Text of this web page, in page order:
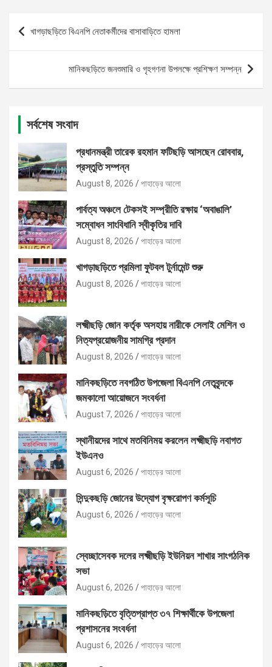
Post
navigation
খাগড়াছড়িতে বিএনপি নেতাকর্মীদের বাসাবাড়িতে হামলা
মানিকছড়িতে জনশুমারি ও গৃহগণনা উপলক্ষে প্রশিক্ষণ সম্পন্ন
সর্বশেষ সংবাদ
প্রধানমন্ত্রী তারেক রহমান ফটিছড়ি আসছেন রোববার,
প্রস্তুতি সম্পন্ন
August 8, 2026 পাহাড়ের আলো
পার্বত্য অঞ্চলে টেকসই সম্প্রীতি রক্ষায় ‘অবাঙালি’
সম্বোধন সাংবিধানি স্বীকৃতির দাবি
August 8, 2026 পাহাড়ের আলো
খাগড়াছড়িতে প্রমিলা ফুটবল টুর্নামেন্ট শুরু
August 8, 2026 পাহাড়ের আলো
লক্ষ্মীছড়ি জোন কর্তৃক অসহায় নারীকে সেলাই মেশিন ও
নিত্যপ্রয়োজনীয় সামগ্রি প্রদান
August 8, 2026 পাহাড়ের আলো
মানিকছড়িতে নবগঠিত উপজেলা বিএনপি নেতৃবৃন্দকে
জমকালো আয়োজনে সংবর্ধনা
August 7, 2026 পাহাড়ের আলো
স্থানীয়দের সাথে মতবিনিময় করলেন লক্ষ্মীছড়ি নবাগত
ইউএনও
August 6, 2026 পাহাড়ের আলো
সিন্দুকছড়ি জোনের উদ্যোগ বৃক্ষরোপণ কর্মসূচি
August 6, 2026 পাহাড়ের আলো
স্বেচ্ছাসেবক দলের লক্ষ্মীছড়ি ইউনিয়ন শাখার সাংগঠনিক
সভা
August 6, 2026 পাহাড়ের আলো
মানিকছড়িতে বৃত্তিপ্রাপ্ত ৩৭ শিক্ষার্থীকে উপজেলা
প্রশাসনের সংবর্ধনা
August 6, 2026 পাহাড়ের আলো